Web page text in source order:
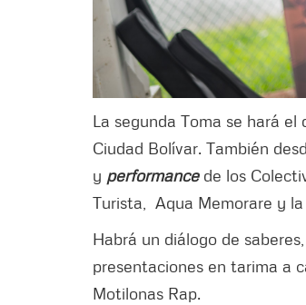
La segunda Toma se hará el
Ciudad Bolívar. También
y performance de los
Turista, Aqua Memorare y
Habrá un diálogo de
presentaciones en tarima a
Motilonas Rap.